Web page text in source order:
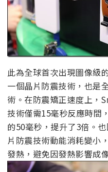
此為全球首次出現圖像級
一個晶片防震技術，也是
術。在防震矯正速度上，
技術僅需15毫秒反應時間
的50毫秒，提升了3倍。
片防震技術動能消耗變小
發熱，避免因發熱影響成